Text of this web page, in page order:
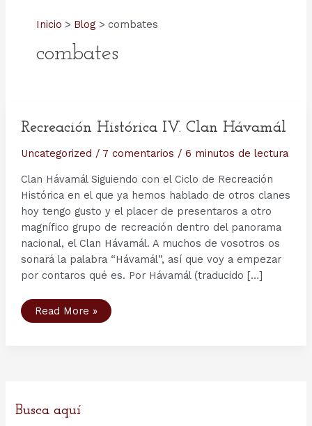
Inicio Blog combates
combates
Recreación Histórica IV. Clan Hávamál
Uncategorized / 7 comentarios / 6 minutos de lectura
Clan Hávamál Siguiendo con el Ciclo de Recreación
Histórica en el que ya hemos hablado de otros clanes
hoy tengo gusto y el placer de presentaros a otro
magnífico grupo de recreación dentro del panorama
nacional, el Clan Hávamál. A muchos de vosotros os
sonará la palabra “Hávamál”, así que voy a empezar
por contaros qué es. Por Hávamál (traducido […]
Recreación
Histórica
Read More »
Busca aquí